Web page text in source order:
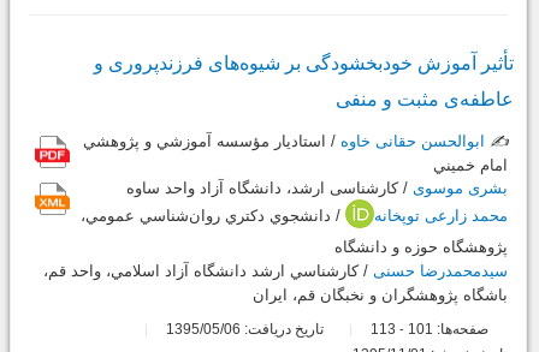
تأثیر آموزش خودبخشودگی بر شیوه‌های فرزندپروری و
عاطفه‌ی مثبت و منفی
✍️ ابوالحسن حقانی خاوه / استاديار مؤسسه آموزشي و پژوهشي
امام خميني
بشری موسوی / کارشناسی ارشد، دانشگاه آزاد واحد ساوه
محمد زارعی توپخانه
/ دانشجوي دكتري روان‌شناسي عمومي،
پژوهشگاه حوزه و دانشگاه
سیدمحمدرضا حسنی / كارشناسي ارشد دانشگاه آزاد اسلامي، واحد قم،
باشگاه پژوهشگران و نخبگان قم، ايران
صفحه‌ها: 101
-
تاریخ دریافت: 1395/05/06